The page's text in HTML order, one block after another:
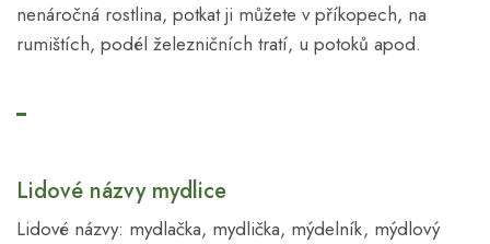
nenáročná rostlina, potkat ji můžete v příkopech, na
rumištích, podél železničních tratí, u potoků apod.
Lidové názvy mydlice
Lidové názvy: mydlačka, mydlička, mýdelník, mýdlový